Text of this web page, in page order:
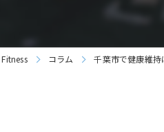
コラム 千葉市で健康維